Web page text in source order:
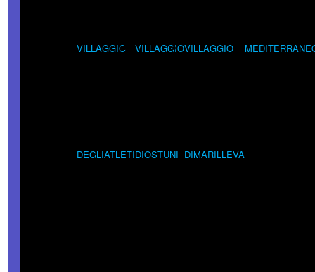
VILLAGGIO
DEGLIATLETI
VILLAGGIO
DIOSTUNI
VILLAGGIO
DIMARILLEVA